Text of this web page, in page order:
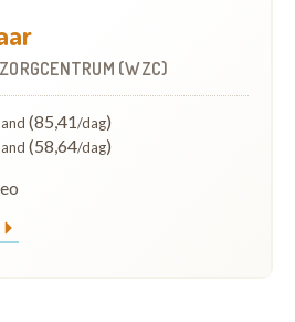
(WZC)
(85,41/dag)
(58,64/dag)